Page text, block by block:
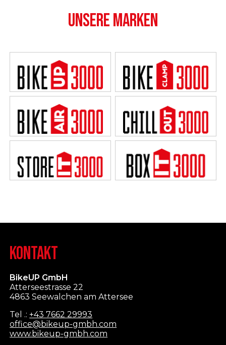
UNSERE MARKEN
KONTAKT
BikeUP GmbH
Atterseestrasse 22
4863 Seewalchen am Attersee
Tel .:+43 7662 29993
office@bikeup-gmbh.com
www.bikeup-gmbh.com